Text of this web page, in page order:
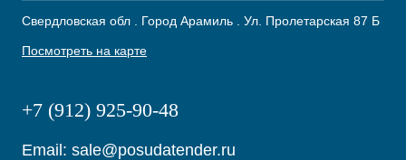
Свердловская обл . Город Арамиль . Ул. Пролетарская 87 Б
Посмотреть на карте
+7 (912) 925-90-48
Email: sale@posudatender.ru